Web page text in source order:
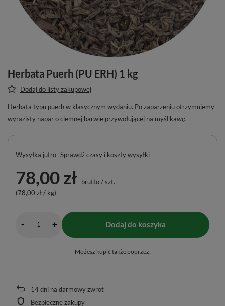
Herbata Puerh (PU ERH) 1 kg
Dodaj do listy zakupowej
Herbata typu puerh w klasycznym wydaniu. Po zaparzeniu otrzymujemy
wyrazisty napar o ciemnej barwie przywołującej na myśl kawę.
14dni na darmowy zwrot
Bezpieczne zakupy
Wysyłka jutro Sprawdź czasy i koszty wysyłki
78,00 zł brutto/szt.
(78,00 zł / kg)
- + Dodaj do koszyka
Możesz kupić także poprzez: